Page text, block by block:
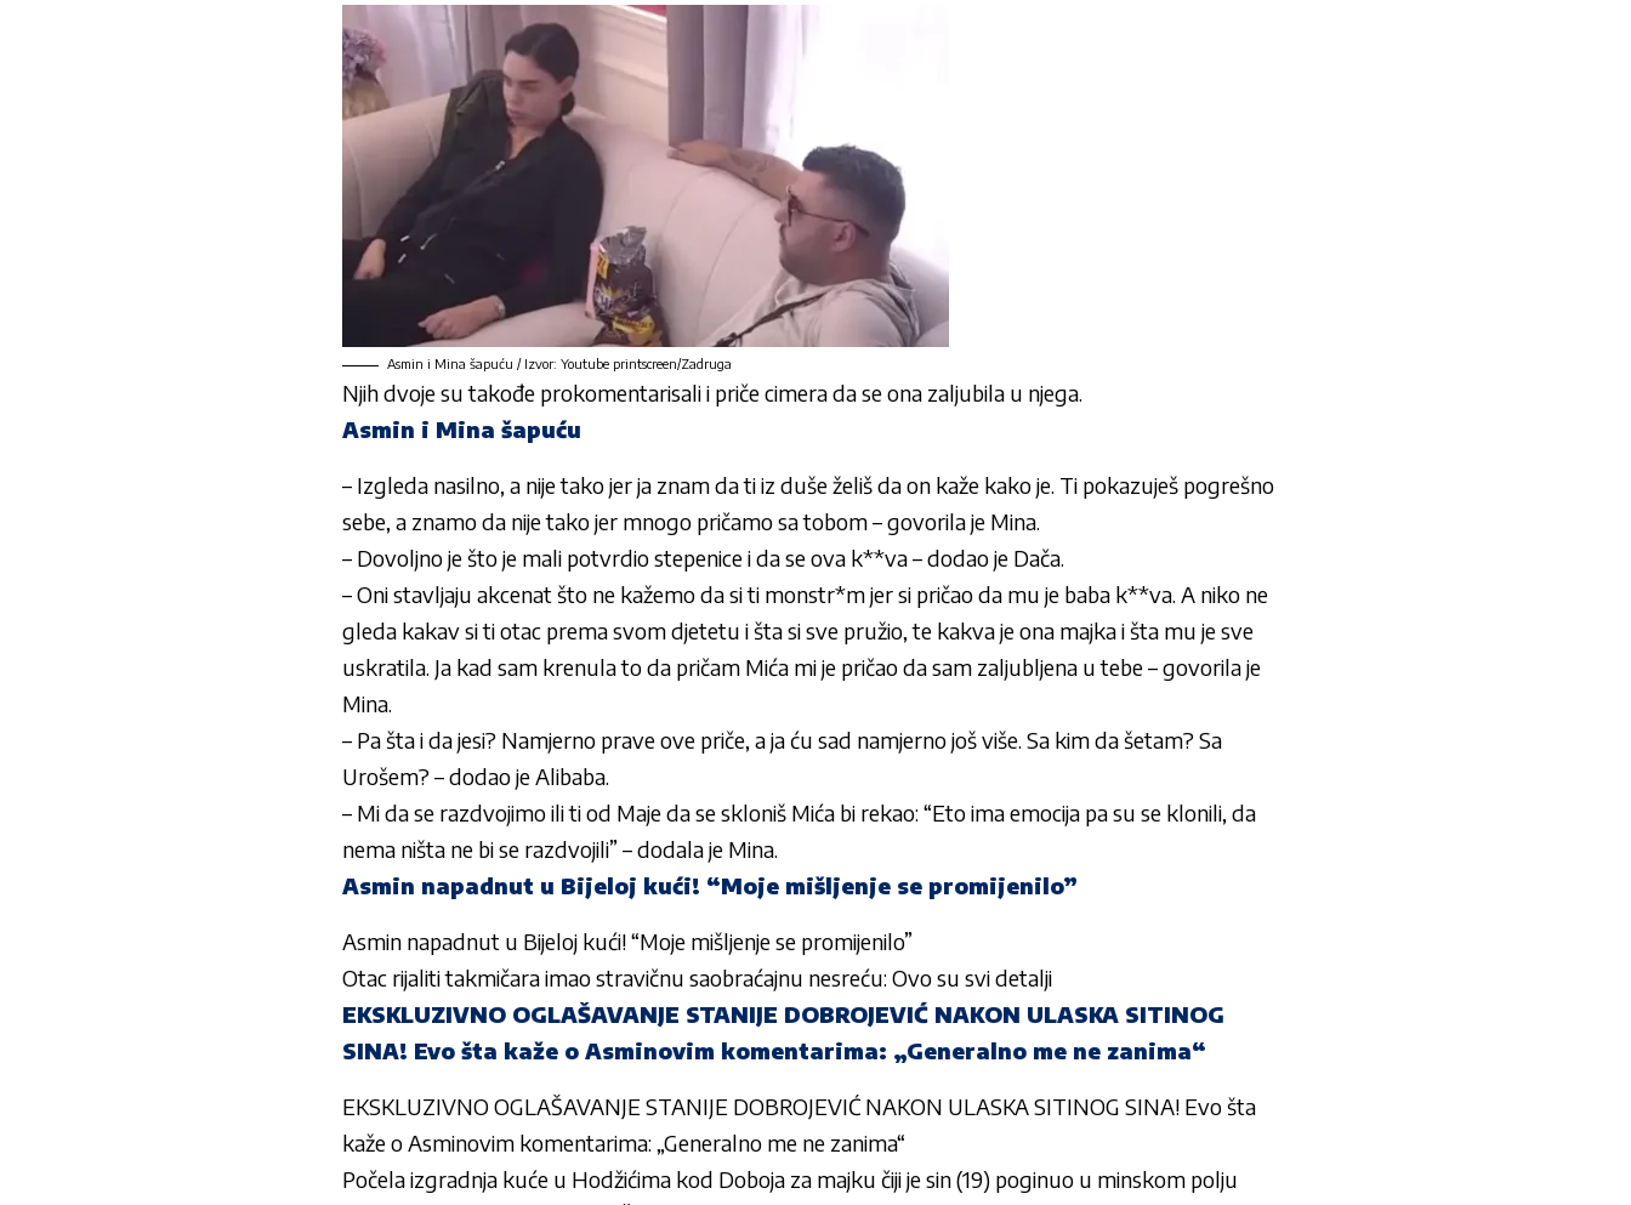
Asmin i Mina šapuću / Izvor: Youtube printscreen/Zadruga
Njih dvoje su takođe prokomentarisali i priče cimera da se ona zaljubila u njega.
Asmin i Mina šapuću
– Izgleda nasilno, a nije tako jer ja znam da ti iz duše želiš da on kaže kako je. Ti pokazuješ pogrešno
sebe, a znamo da nije tako jer mnogo pričamo sa tobom – govorila je Mina.
– Dovoljno je što je mali potvrdio stepenice i da se ova k**va – dodao je Dača.
– Oni stavljaju akcenat što ne kažemo da si ti monstr*m jer si pričao da mu je baba k**va. A niko ne
gleda kakav si ti otac prema svom djetetu i šta si sve pružio, te kakva je ona majka i šta mu je sve
uskratila. Ja kad sam krenula to da pričam Mića mi je pričao da sam zaljubljena u tebe – govorila je
Mina.
– Pa šta i da jesi? Namjerno prave ove priče, a ja ću sad namjerno još više. Sa kim da šetam? Sa
Urošem? – dodao je Alibaba.
– Mi da se razdvojimo ili ti od Maje da se skloniš Mića bi rekao: “Eto ima emocija pa su se klonili, da
nema ništa ne bi se razdvojili” – dodala je Mina.
Asmin napadnut u Bijeloj kući! “Moje mišljenje se promijenilo”
Asmin napadnut u Bijeloj kući! “Moje mišljenje se promijenilo”
Otac rijaliti takmičara imao stravičnu saobraćajnu nesreću: Ovo su svi detalji
EKSKLUZIVNO OGLAŠAVANJE STANIJE DOBROJEVIĆ NAKON ULASKA SITINOG
SINA! Evo šta kaže o Asminovim komentarima: „Generalno me ne zanima“
EKSKLUZIVNO OGLAŠAVANJE STANIJE DOBROJEVIĆ NAKON ULASKA SITINOG SINA! Evo šta
kaže o Asminovim komentarima: „Generalno me ne zanima“
Počela izgradnja kuće u Hodžićima kod Doboja za majku čiji je sin (19) poginuo u minskom polju